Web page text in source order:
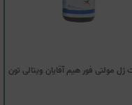
مولتی فور هیم آقایان ویتالی تون